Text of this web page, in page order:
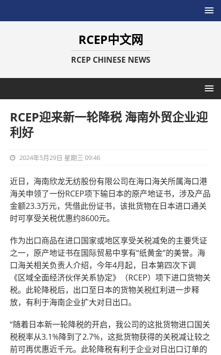
RCEP中文网
RCEP CHINESE NEWS
RCEP迎来新一轮降税 海南外贸企业迎
利好
2024年5月29日 星期三 09:46
近日，海南欣龙无纺股份有限公司在海口海关所属海口港
海关申领了一份RCEP项下输日本的原产地证书，涉及产品
金额23.3万元，凭借此份证书，该批货物在日本进口通关
时可享受关税优惠约8600元。
作为出口商品在进口国家或地区享受关税减免的主要凭证
之一，原产地证书在国际贸易中享有“纸黄金”的美誉。海
口海关相关负责人介绍，今年4月起，日本第四次下调
《区域全面经济伙伴关系协定》（RCEP）项下进口货物关
税。此轮降税后，出口至日本的货物关税红利进一步释
放，有利于海南企业扩大对日出口。
“随着日本新一轮降税的开启，我公司的这批货物进口国关
税税率从3.1%降到了2.7%，这批货物获得的关税减让较之
前可再优惠近千元。此轮降税有利于企业对日出口订单的